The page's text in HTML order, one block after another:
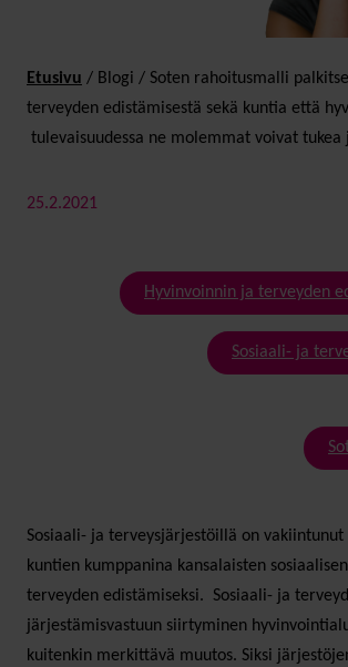
Etusivu / Blogi / Soten rahoitus­­malli
terveyden edistämisestä sekä kuntia että
tulevaisuudessa ne molemmat voivat tukea
25.2.2021
Hyvinvoinnin ja terveyden
Sosiaali- ja
Sosiaali- ja terveysjärjestöillä on
kuntien kumppanina kansalaisten
terveyden edistämiseksi. Sosiaali- ja
järjestämisvastuun siirtyminen
kuitenkin merkittävä muutos. Siksi